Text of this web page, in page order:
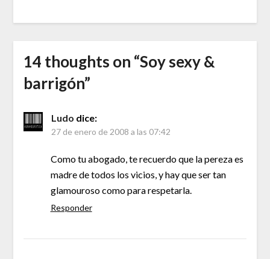
14 thoughts on “Soy sexy &
barrigón”
Ludo dice:
27 de enero de 2008 a las 07:42
Como tu abogado, te recuerdo que la pereza es
madre de todos los vicios, y hay que ser tan
glamouroso como para respetarla.
Responder